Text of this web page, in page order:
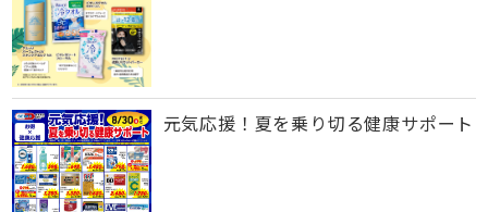
元気応援！夏を乗り切る健康サポート